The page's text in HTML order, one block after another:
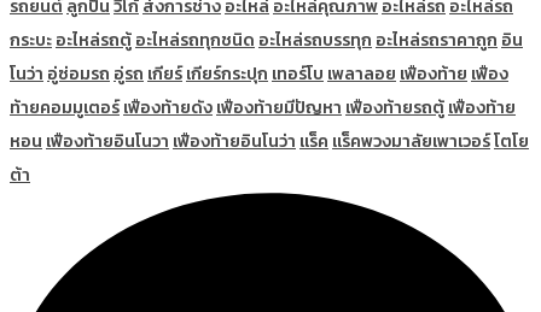
รถยนต์ลูกปืนวีโก้ส่งการช่างอะไหล่ อะไหล่คุณภาพอะไหล่รถ อะไหล่รถ
กระบะอะไหล่รถตู้อะไหล่รถทุกชนิด อะไหล่รถบรรทุก อะไหล่รถราคาถูก อิน
โนว่า อู่ซ่อมรถ อู่รถ เกียร์เกียร์กระปุก เทอร์โบ เพลาลอย เฟืองท้าย เฟือง
ท้ายคอมมูเตอร์เฟืองท้ายดังเฟืองท้ายมีปัญหา เฟืองท้ายรถตู้เฟืองท้าย
หอน เฟืองท้ายอินโนวา เฟืองท้ายอินโนว่า แร็ค แร็คพวงมาลัยเพาเวอร์โตโย
ต้า